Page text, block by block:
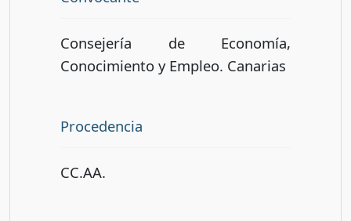
Consejería de Economía,
Conocimiento y Empleo. Canarias
Procedencia
CC.AA.